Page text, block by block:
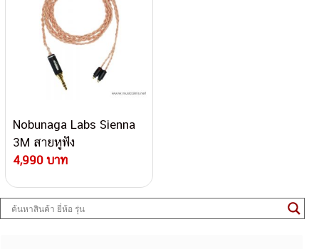
Nobunaga Labs Sienna
3M สายหูฟัง
4,990 บาท